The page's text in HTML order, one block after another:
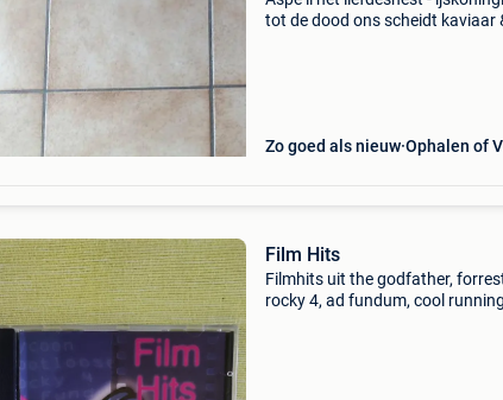
tot de dood ons scheidt kaviaar
Zo goed als nieuw Ophalen of
Film Hits
Filmhits uit the godfather,
rocky 4, ad fundum, cool